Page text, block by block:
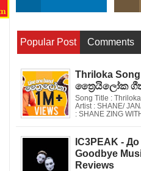
Popular Post Comments
Thriloka
ත්‍රෛයිලෝක
Song Title :
Artist : SHANE/
: SHANE ZING
IC3PEAK -
Goodbye
Reviews